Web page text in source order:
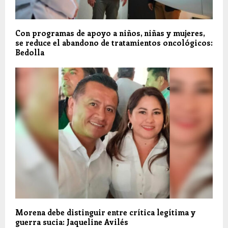
Con programas de apoyo a niños, niñas y mujeres,
se reduce el abandono de tratamientos oncológicos:
Bedolla
Morena debe distinguir entre crítica legítima y
guerra sucia: Jaqueline Avilés